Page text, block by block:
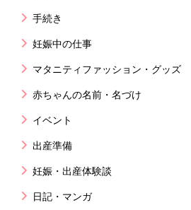
手続き
妊娠中の仕事
マタニティファッション・グッズ
赤ちゃんの名前・名づけ
イベント
出産準備
妊娠・出産体験談
日記・マンガ